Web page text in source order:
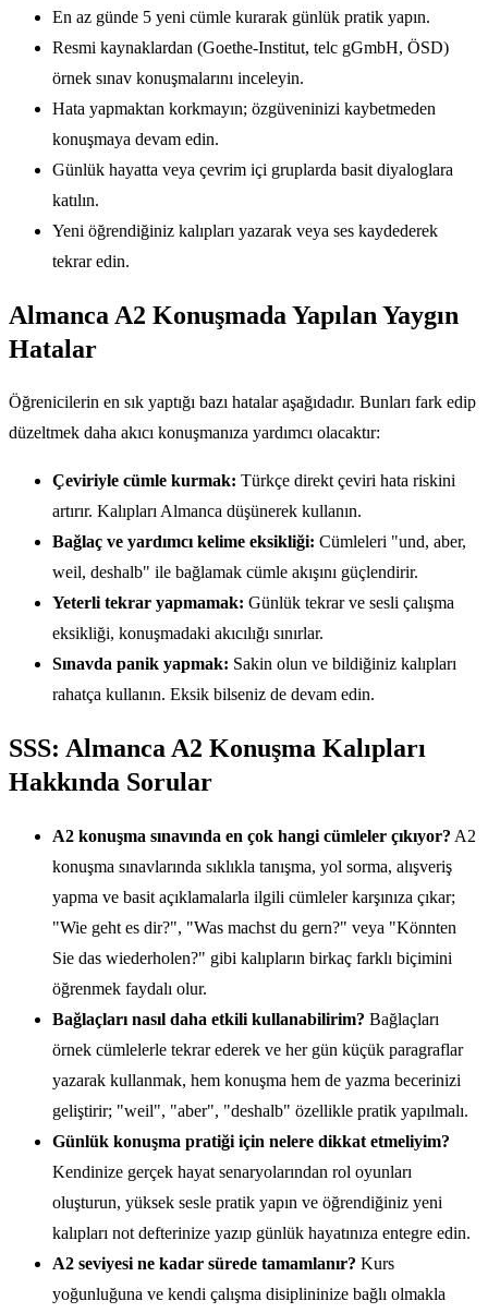
En az günde 5 yeni cümle kurarak günlük pratik yapın.
Resmi kaynaklardan (Goethe-Institut, telc gGmbH, ÖSD)
örnek sınav konuşmalarını inceleyin.
Hata yapmaktan korkmayın; özgüveninizi kaybetmeden
konuşmaya devam edin.
Günlük hayatta veya çevrim içi gruplarda basit diyaloglara
katılın.
Yeni öğrendiğiniz kalıpları yazarak veya ses kaydederek
tekrar edin.
Almanca A2 Konuşmada Yapılan Yaygın
Hatalar
Öğrenicilerin en sık yaptığı bazı hatalar aşağıdadır. Bunları fark edip
düzeltmek daha akıcı konuşmanıza yardımcı olacaktır:
Çeviriyle cümle kurmak: Türkçe direkt çeviri hata riskini
artırır. Kalıpları Almanca düşünerek kullanın.
Bağlaç ve yardımcı kelime eksikliği: Cümleleri "und, aber,
weil, deshalb" ile bağlamak cümle akışını güçlendirir.
Yeterli tekrar yapmamak: Günlük tekrar ve sesli çalışma
eksikliği, konuşmadaki akıcılığı sınırlar.
Sınavda panik yapmak: Sakin olun ve bildiğiniz kalıpları
rahatça kullanın. Eksik bilseniz de devam edin.
SSS: Almanca A2 Konuşma Kalıpları
Hakkında Sorular
A2 konuşma sınavında en çok hangi cümleler çıkıyor? A2
konuşma sınavlarında sıklıkla tanışma, yol sorma, alışveriş
yapma ve basit açıklamalarla ilgili cümleler karşınıza çıkar;
"Wie geht es dir?", "Was machst du gern?" veya "Könnten
Sie das wiederholen?" gibi kalıpların birkaç farklı biçimini
öğrenmek faydalı olur.
Bağlaçları nasıl daha etkili kullanabilirim? Bağlaçları
örnek cümlelerle tekrar ederek ve her gün küçük paragraflar
yazarak kullanmak, hem konuşma hem de yazma becerinizi
geliştirir; "weil", "aber", "deshalb" özellikle pratik yapılmalı.
Günlük konuşma pratiği için nelere dikkat etmeliyim?
Kendinize gerçek hayat senaryolarından rol oyunları
oluşturun, yüksek sesle pratik yapın ve öğrendiğiniz yeni
kalıpları not defterinize yazıp günlük hayatınıza entegre edin.
A2 seviyesi ne kadar sürede tamamlanır? Kurs
yoğunluğuna ve kendi çalışma disiplininize bağlı olmakla